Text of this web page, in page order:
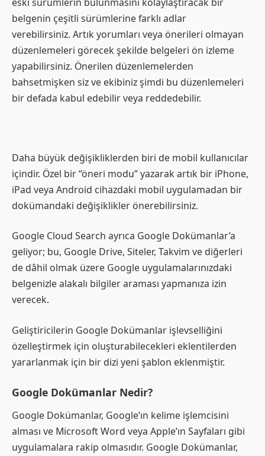
belgenin çeşitli sürümlerine farklı adlar
verebilirsiniz. Artık yorumları veya önerileri olmayan
düzenlemeleri görecek şekilde belgeleri ön izleme
yapabilirsiniz. Önerilen düzenlemelerden
bahsetmişken siz ve ekibiniz şimdi bu düzenlemeleri
bir defada kabul edebilir veya reddedebilir.
Daha büyük değişikliklerden biri de mobil kullanıcılar
içindir. Özel bir “öneri modu” yazarak artık bir iPhone,
iPad veya Android cihazdaki mobil uygulamadan bir
dokümandaki değişiklikler önerebilirsiniz.
Google Cloud Search ayrıca Google Dokümanlar’a
geliyor; bu, Google Drive, Siteler, Takvim ve diğerleri
de dâhil olmak üzere Google uygulamalarınızdaki
belgenizle alakalı bilgiler araması yapmanıza izin
verecek.
Geliştiricilerin Google Dokümanlar işlevselliğini
özelleştirmek için oluşturabilecekleri eklentilerden
yararlanmak için bir dizi yeni şablon eklenmiştir.
Google Dokümanlar Nedir?
Google Dokümanlar, Google’ın kelime işlemcisini
alması ve Microsoft Word veya Apple’ın Sayfaları gibi
uygulamalara rakip olmasıdır. Google Dokümanlar,